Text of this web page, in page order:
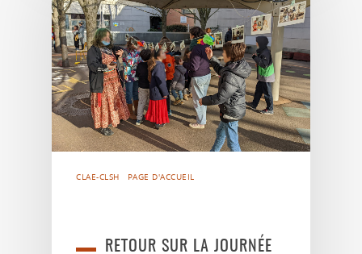
CLAE-CLSH PAGE D'ACCUEIL
RETOUR SUR LA JOURNÉE